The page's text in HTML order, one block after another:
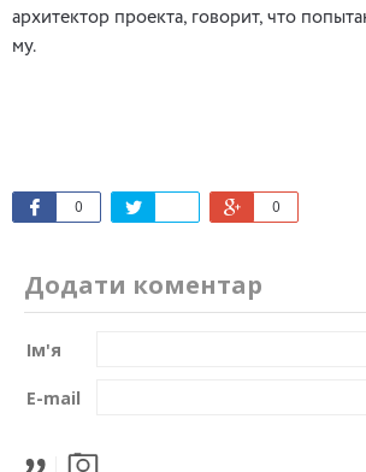
архитектор проекта, говорит, что
му.
0 0
Додати коментар
Ім'я
E-mail